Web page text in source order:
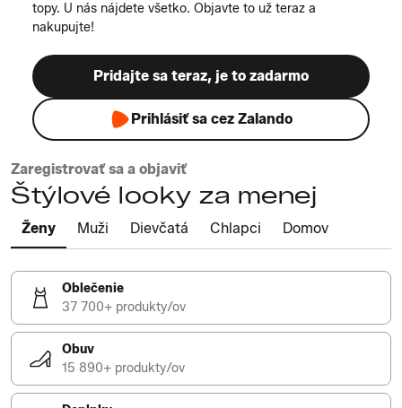
topy. U nás nájdete všetko. Objavte to už teraz a
nakupujte!
Pridajte sa teraz, je to zadarmo
Prihlásiť sa cez Zalando
Zaregistrovať sa a objaviť
Štýlové looky za menej
Ženy Muži Dievčatá Chlapci Domov
Oblečenie
37 700+ produkty/ov
Obuv
15 890+ produkty/ov